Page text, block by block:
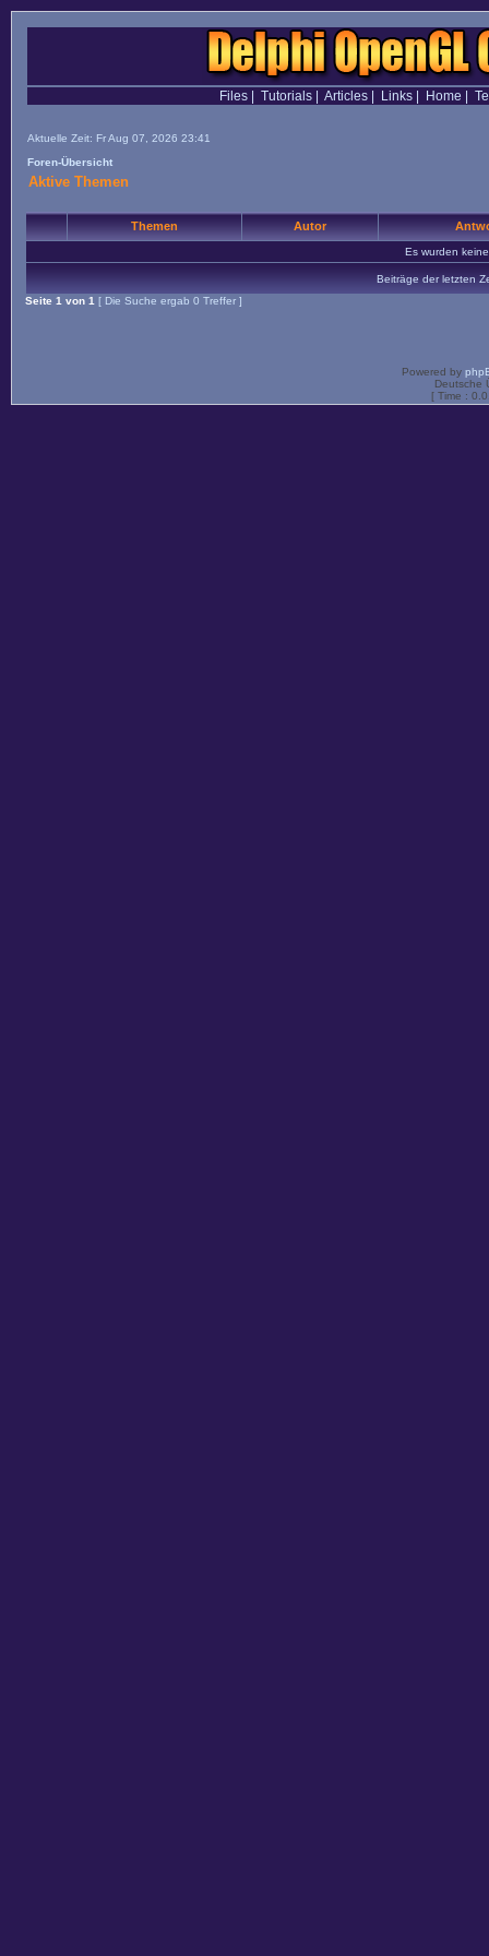
Files| Tutorials| Articles| Links| Home
Aktuelle Zeit: Fr Aug 07, 2026 23:41
Foren-Übersicht
Aktive Themen
Themen Autor
Es wurden
Beiträge der letzten
Seite 1 von 1 [ Die Suche ergab 0 Treffer ]
Powered by
Deutsche
[ Time :